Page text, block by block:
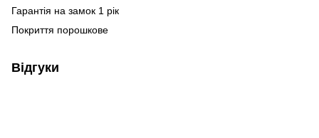
Гарантія на замок 1 рік
Покриття порошкове
Відгуки